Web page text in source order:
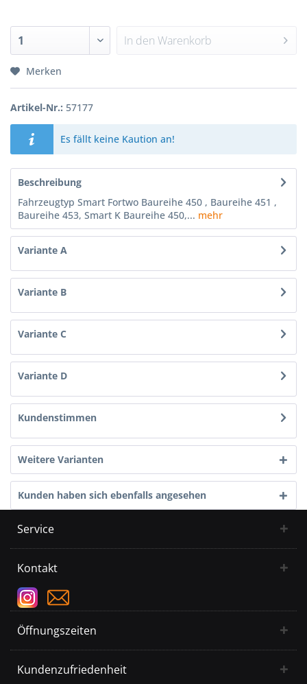
In den Warenkorb
Merken
Artikel-Nr.: 57177
Es fällt keine Kaution an!
Beschreibung
Fahrzeugtyp Smart Fortwo Baureihe 450 , Baureihe 451 ,
Baureihe 453, Smart K Baureihe 450,... mehr
Variante A
Variante B
Variante C
Variante D
Kundenstimmen
Weitere Varianten
Kunden haben sich ebenfalls angesehen
Service
Kontakt
Öffnungszeiten
Kundenzufriedenheit